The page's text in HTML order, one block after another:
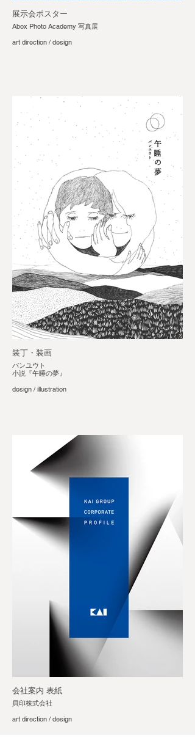
展示会ポスター
Abox Photo Academy 写真展
art direction / design
装丁・装画
バンユウト
小説『午睡の夢』
design / illustration
会社案内 表紙
貝印株式会社
art direction / design